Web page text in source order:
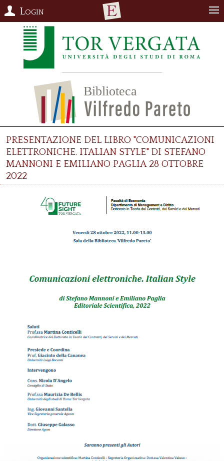
Login
Presentazione del libro "Comunicazioni
elettroniche. Italian Style" di Stefano
Mannoni e Emiliano Paglia 28 ottobre
2022